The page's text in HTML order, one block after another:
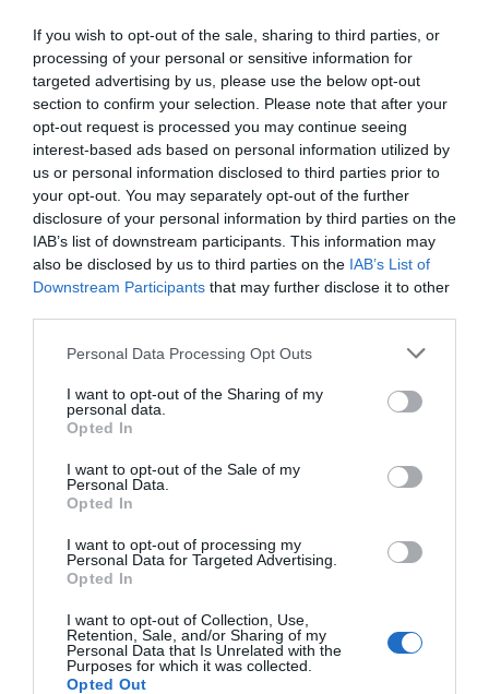
If you wish to opt-out of the sale, sharing to third parties, or
processing of your personal or sensitive information for
targeted advertising by us, please use the below opt-out
section to confirm your selection. Please note that after your
opt-out request is processed you may continue seeing
interest-based ads based on personal information utilized by
us or personal information disclosed to third parties prior to
your opt-out. You may separately opt-out of the further
disclosure of your personal information by third parties on the
IAB’s list of downstream participants. This information may
also be disclosed by us to third parties on the IAB’s List of
Downstream Participants that may further disclose it to other
Personal Data Processing Opt Outs
I want to opt-out of the Sharing of my
personal data.
Opted In
I want to opt-out of the Sale of my
Personal Data.
Opted In
I want to opt-out of processing my
Personal Data for Targeted Advertising.
Opted In
I want to opt-out of Collection, Use,
Retention, Sale, and/or Sharing of my
Personal Data that Is Unrelated with the
Purposes for which it was collected.
Opted Out